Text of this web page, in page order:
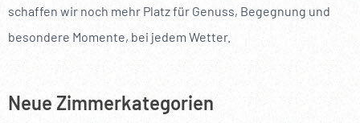
schaffen wir noch mehr Platz für Genuss, Begegnung und
besondere Momente, bei jedem Wetter.
Neue Zimmerkategorien